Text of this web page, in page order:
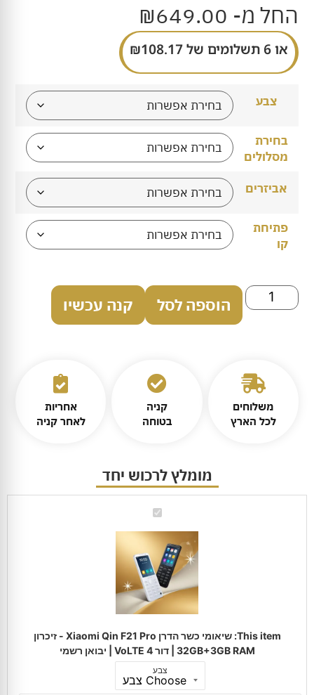
החל מ- ₪649.00
או 6 תשלומים של ₪108.17
צבע
בחירת
מסלולים
אביזרים
פתיחת
קו
הוספה לסל קנה עכשיו
משלוחים
לכל הארץ
קניה
בטוחה
אחריות
לאחר קניה
מומלץ לרכוש יחד
שיאומי
כשר
הדרן
Xiaomi
F21
Pro
-
זיכרון
32GB+3GB
RAM
4
VoLTE
|
יבואן
רשמי
This item:
שיאומי כשר הדרן Xiaomi Qin F21 Pro - זיכרון
32GB+3GB RAM | דור 4 VoLTE | יבואן רשמי
צבע